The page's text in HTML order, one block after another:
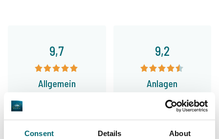
Consent Details About
9,7
Allgemein
9,2
Anlagen